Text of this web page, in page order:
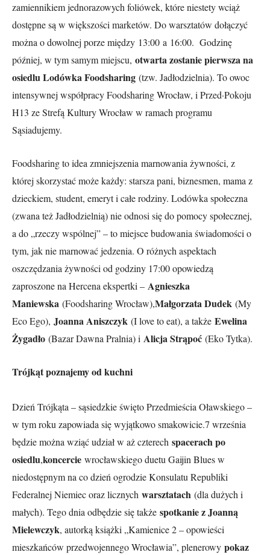
zamiennikiem jednorazowych foliówek, które niestety wciąż
dostępne są w większości marketów. Do warsztatów dołączyć
można o dowolnej porze między 13:00 a 16:00. Godzinę
później, w tym samym miejscu, otwarta zostanie pierwsza na
osiedlu Lodówka Foodsharing (tzw. Jadłodzielnia). To owoc
intensywnej współpracy Foodsharing Wrocław, i Przed·Pokoju
H13 ze Strefą Kultury Wrocław w ramach programu
Sąsiadujemy.
Foodsharing to idea zmniejszenia marnowania żywności, z
której skorzystać może każdy: starsza pani, biznesmen, mama z
dzieckiem, student, emeryt i całe rodziny. Lodówka społeczna
(zwana też Jadłodzielnią) nie odnosi się do pomocy społecznej,
a do „rzeczy wspólnej” – to miejsce budowania świadomości o
tym, jak nie marnować jedzenia. O różnych aspektach
oszczędzania żywności od godziny 17:00 opowiedzą
zaproszone na Hercena ekspertki – Agnieszka
Maniewska (Foodsharing Wrocław),Małgorzata Dudek (My
Eco Ego), Joanna Aniszczyk (I love to eat), a także Ewelina
Żygadło (Bazar Dawna Pralnia) i Alicja Strąpoć (Eko Tytka).
Trójkąt poznajemy od kuchni
Dzień Trójkąta – sąsiedzkie święto Przedmieścia Oławskiego –
w tym roku zapowiada się wyjątkowo smakowicie.7 września
będzie można wziąć udział w aż czterech spacerach po
osiedlu,koncercie wrocławskiego duetu Gaijin Blues w
niedostępnym na co dzień ogrodzie Konsulatu Republiki
Federalnej Niemiec oraz licznych warsztatach (dla dużych i
małych). Tego dnia odbędzie się także spotkanie z Joanną
Mielewczyk, autorką książki „Kamienice 2 – opowieści
mieszkańców przedwojennego Wrocławia”, plenerowy pokaz